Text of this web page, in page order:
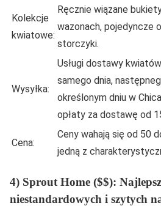
Kolekcje
kwiatowe:
Ręcznie wiązane
wazonach, pojedyncze
storczyki.
Wysyłka:
Usługi dostawy
samego dnia,
określonym dniu w
opłaty za dostawę od
Cena:
Ceny wahają się od 50
jedną z
4) Sprout Home ($$):
niestandardowych i szytych